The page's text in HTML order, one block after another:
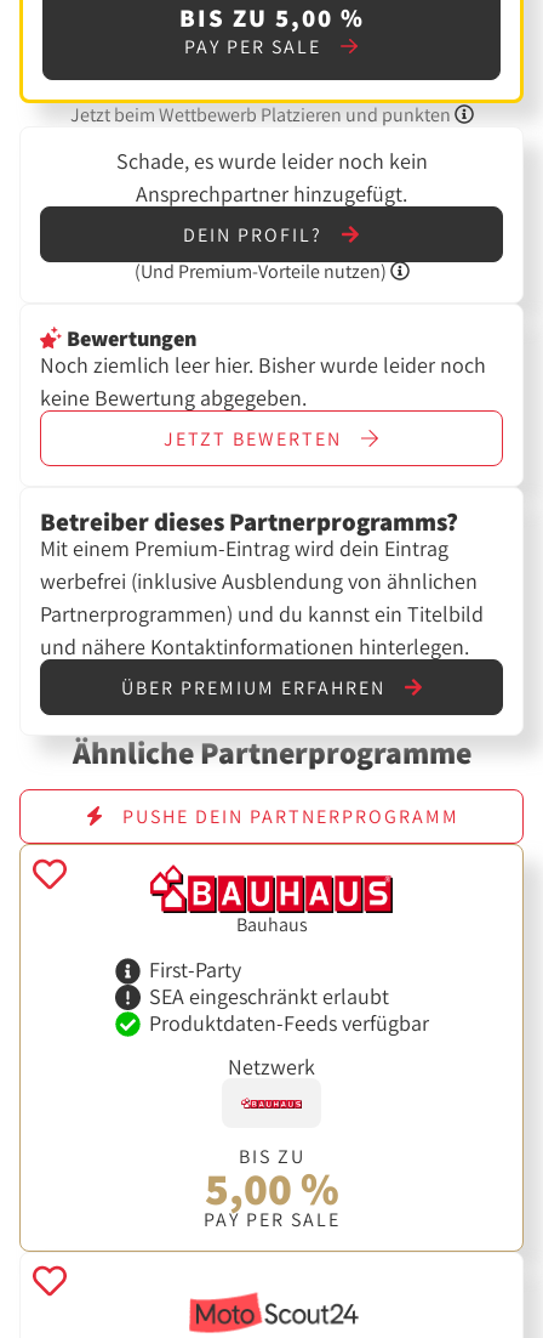
BIS ZU 5,00 %
PAY PER SALE
Jetzt beim Wettbewerb Platzieren und punkten
Schade, es wurde leider noch kein
Ansprechpartner hinzugefügt.
DEIN PROFIL?
(Und Premium-Vorteile nutzen)
Bewertungen
Noch ziemlich leer hier. Bisher wurde leider noch
keine Bewertung abgegeben.
JETZT BEWERTEN
Betreiber dieses Partnerprogramms?
Mit einem Premium-Eintrag wird dein Eintrag
werbefrei (inklusive Ausblendung von ähnlichen
Partnerprogrammen) und du kannst ein Titelbild
und nähere Kontaktinformationen hinterlegen.
ÜBER PREMIUM ERFAHREN
Ähnliche Partnerprogramme
PUSHE DEIN PARTNERPROGRAMM
Bauhaus
First-Party
SEA eingeschränkt erlaubt
Produktdaten-Feeds verfügbar
Netzwerk
BIS ZU
5,00 %
PAY PER SALE